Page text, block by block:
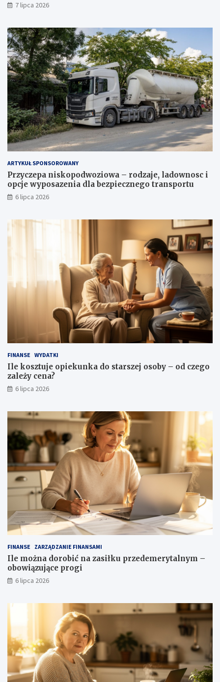
7 lipca 2026
ARTYKUŁ SPONSOROWANY
Przyczepa niskopodwoziowa – rodzaje, ladownosc i
opcje wyposazenia dla bezpiecznego transportu
6 lipca 2026
FINANSE WYDATKI
Ile kosztuje opiekunka do starszej osoby – od czego
zależy cena?
6 lipca 2026
FINANSE ZARZĄDZANIE FINANSAMI
Ile można dorobić na zasiłku przedemerytalnym –
obowiązujące progi
6 lipca 2026